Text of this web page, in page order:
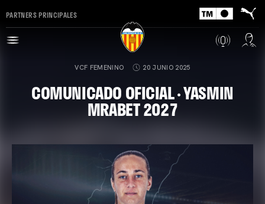
PARTNERS PRINCIPALES
VCF FEMENINO 20 JUNIO 2025
COMUNICADO OFICIAL · YASMIN
MRABET 2027